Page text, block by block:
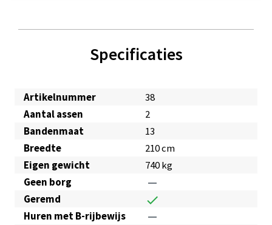
Specificaties
Artikelnummer
38
Aantal assen
2
Bandenmaat
13
Breedte
210 cm
Eigen gewicht
740 kg
Geen borg
remove
Geremd check
Huren met B-rijbewijs remove